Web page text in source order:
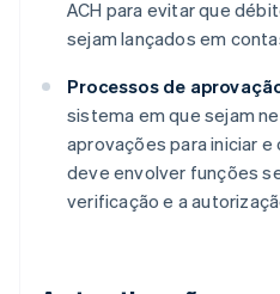
ACH para evitar que
sejam lançados em
Processos de
sistema em que sejam
aprovações para iniciar
deve envolver funções
verificação e a